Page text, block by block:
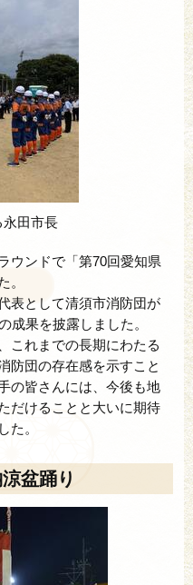
永田市長
ウンドで「第70回愛知県
。
表として清須市消防団が
成果を披露しました。
これまでの長期にわたる
防団の存在感を示すこと
の皆さんには、今後も地
だけることと大いに期待
た。
盆踊り